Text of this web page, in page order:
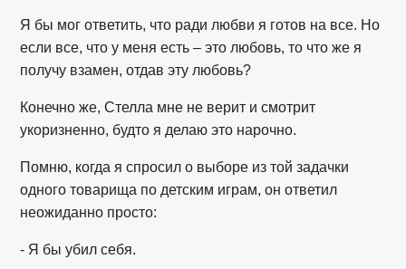
Я бы мог ответить, что ради любви я готов на все. Но
если все, что у меня есть – это любовь, то что же я
получу взамен, отдав эту любовь?
Конечно же, Стелла мне не верит и смотрит
укоризненно, будто я делаю это нарочно.
Помню, когда я спросил о выборе из той задачки
одного товарища по детским играм, он ответил
неожиданно просто:
- Я бы убил себя.